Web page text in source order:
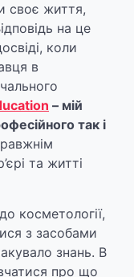
своє життя,
на це
коли
в
– мій
так і
та житті
косметології,
з засобами
знань. В
про що